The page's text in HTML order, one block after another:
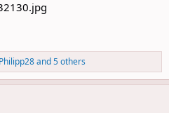
Philipp28and 5 others